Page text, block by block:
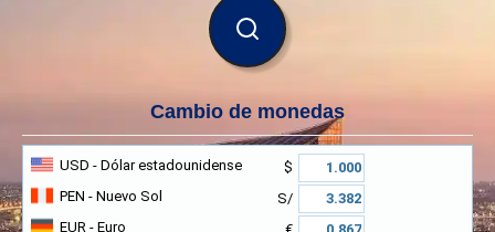
BUSCAR
Cambio de monedas
USD - Dólar estadounidense
$
PEN - Nuevo Sol
S/
EUR - Euro
€